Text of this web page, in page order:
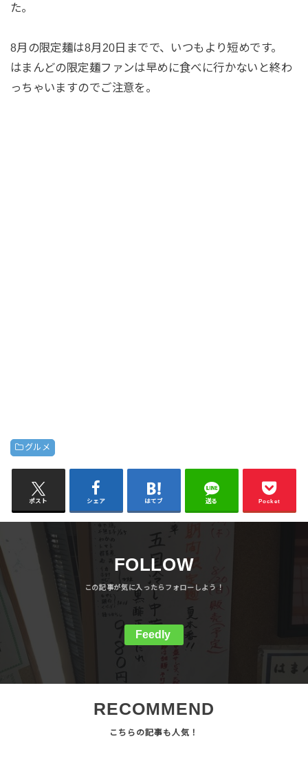
た。
8月の限定麺は8月20日までで、いつもより短めです。
はまんどの限定麺ファンは早めに食べに行かないと終わ
っちゃいますのでご注意を。
グルメ
ポスト シェア はてブ 送る Pocket
FOLLOW
Feedly
RECOMMEND